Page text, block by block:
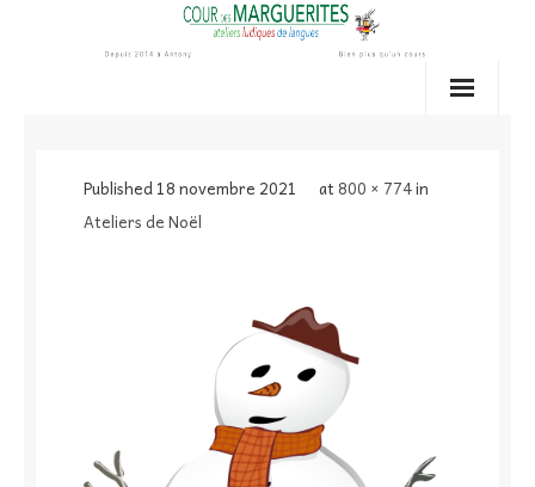
Published18 novembre 2021 at800 × 774in
Ateliers de Noël